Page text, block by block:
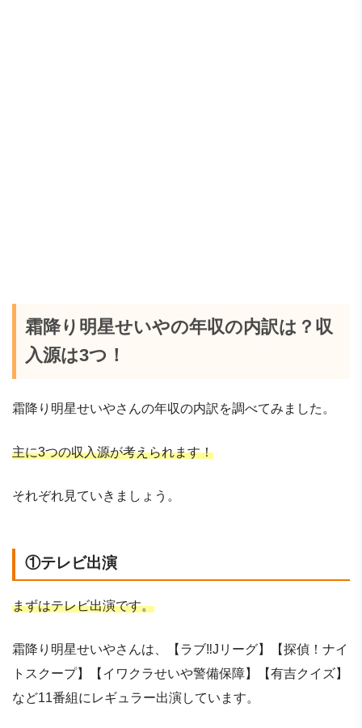
霜降り明星せいやの年収の内訳は？収
入源は3つ！
霜降り明星せいやさんの年収の内訳を調べてみました。
主に3つの収入源が考えられます！
それぞれ見ていきましょう。
①テレビ出演
まずはテレビ出演です。
霜降り明星せいやさんは、【ラブ‼Jリーグ】【探偵！ナイ
トスクープ】【イワクラせいや警備保障】【有吉クイズ】
など11番組にレギュラー出演しています。